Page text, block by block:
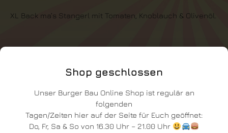
XL Back ma’s Stangerl mit Tomaten, Knoblauch & Olivenöl.
Shop geschlossen
Unser Burger Bau Online Shop ist regulär an
folgenden
Tagen/Zeiten hier auf der Seite für Euch geöffnet:
Do, Fr, Sa & So von 16.30 Uhr – 21.00 Uhr